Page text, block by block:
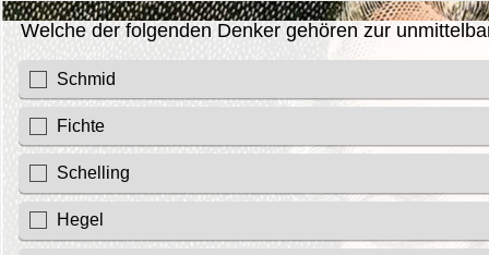
Welche der folgenden Denker gehören zur
Schmid
Fichte
Schelling
Hegel